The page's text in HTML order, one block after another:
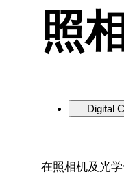
照
Digital
在照相机及光